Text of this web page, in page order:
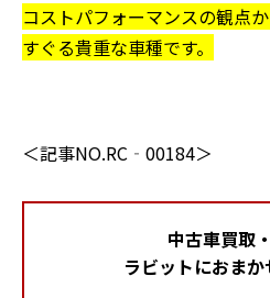
コストパフォーマンスの観点
すぐる貴重な車種です。
＜記事NO.RC‐00184＞
中古車買取
ラビットにおまか